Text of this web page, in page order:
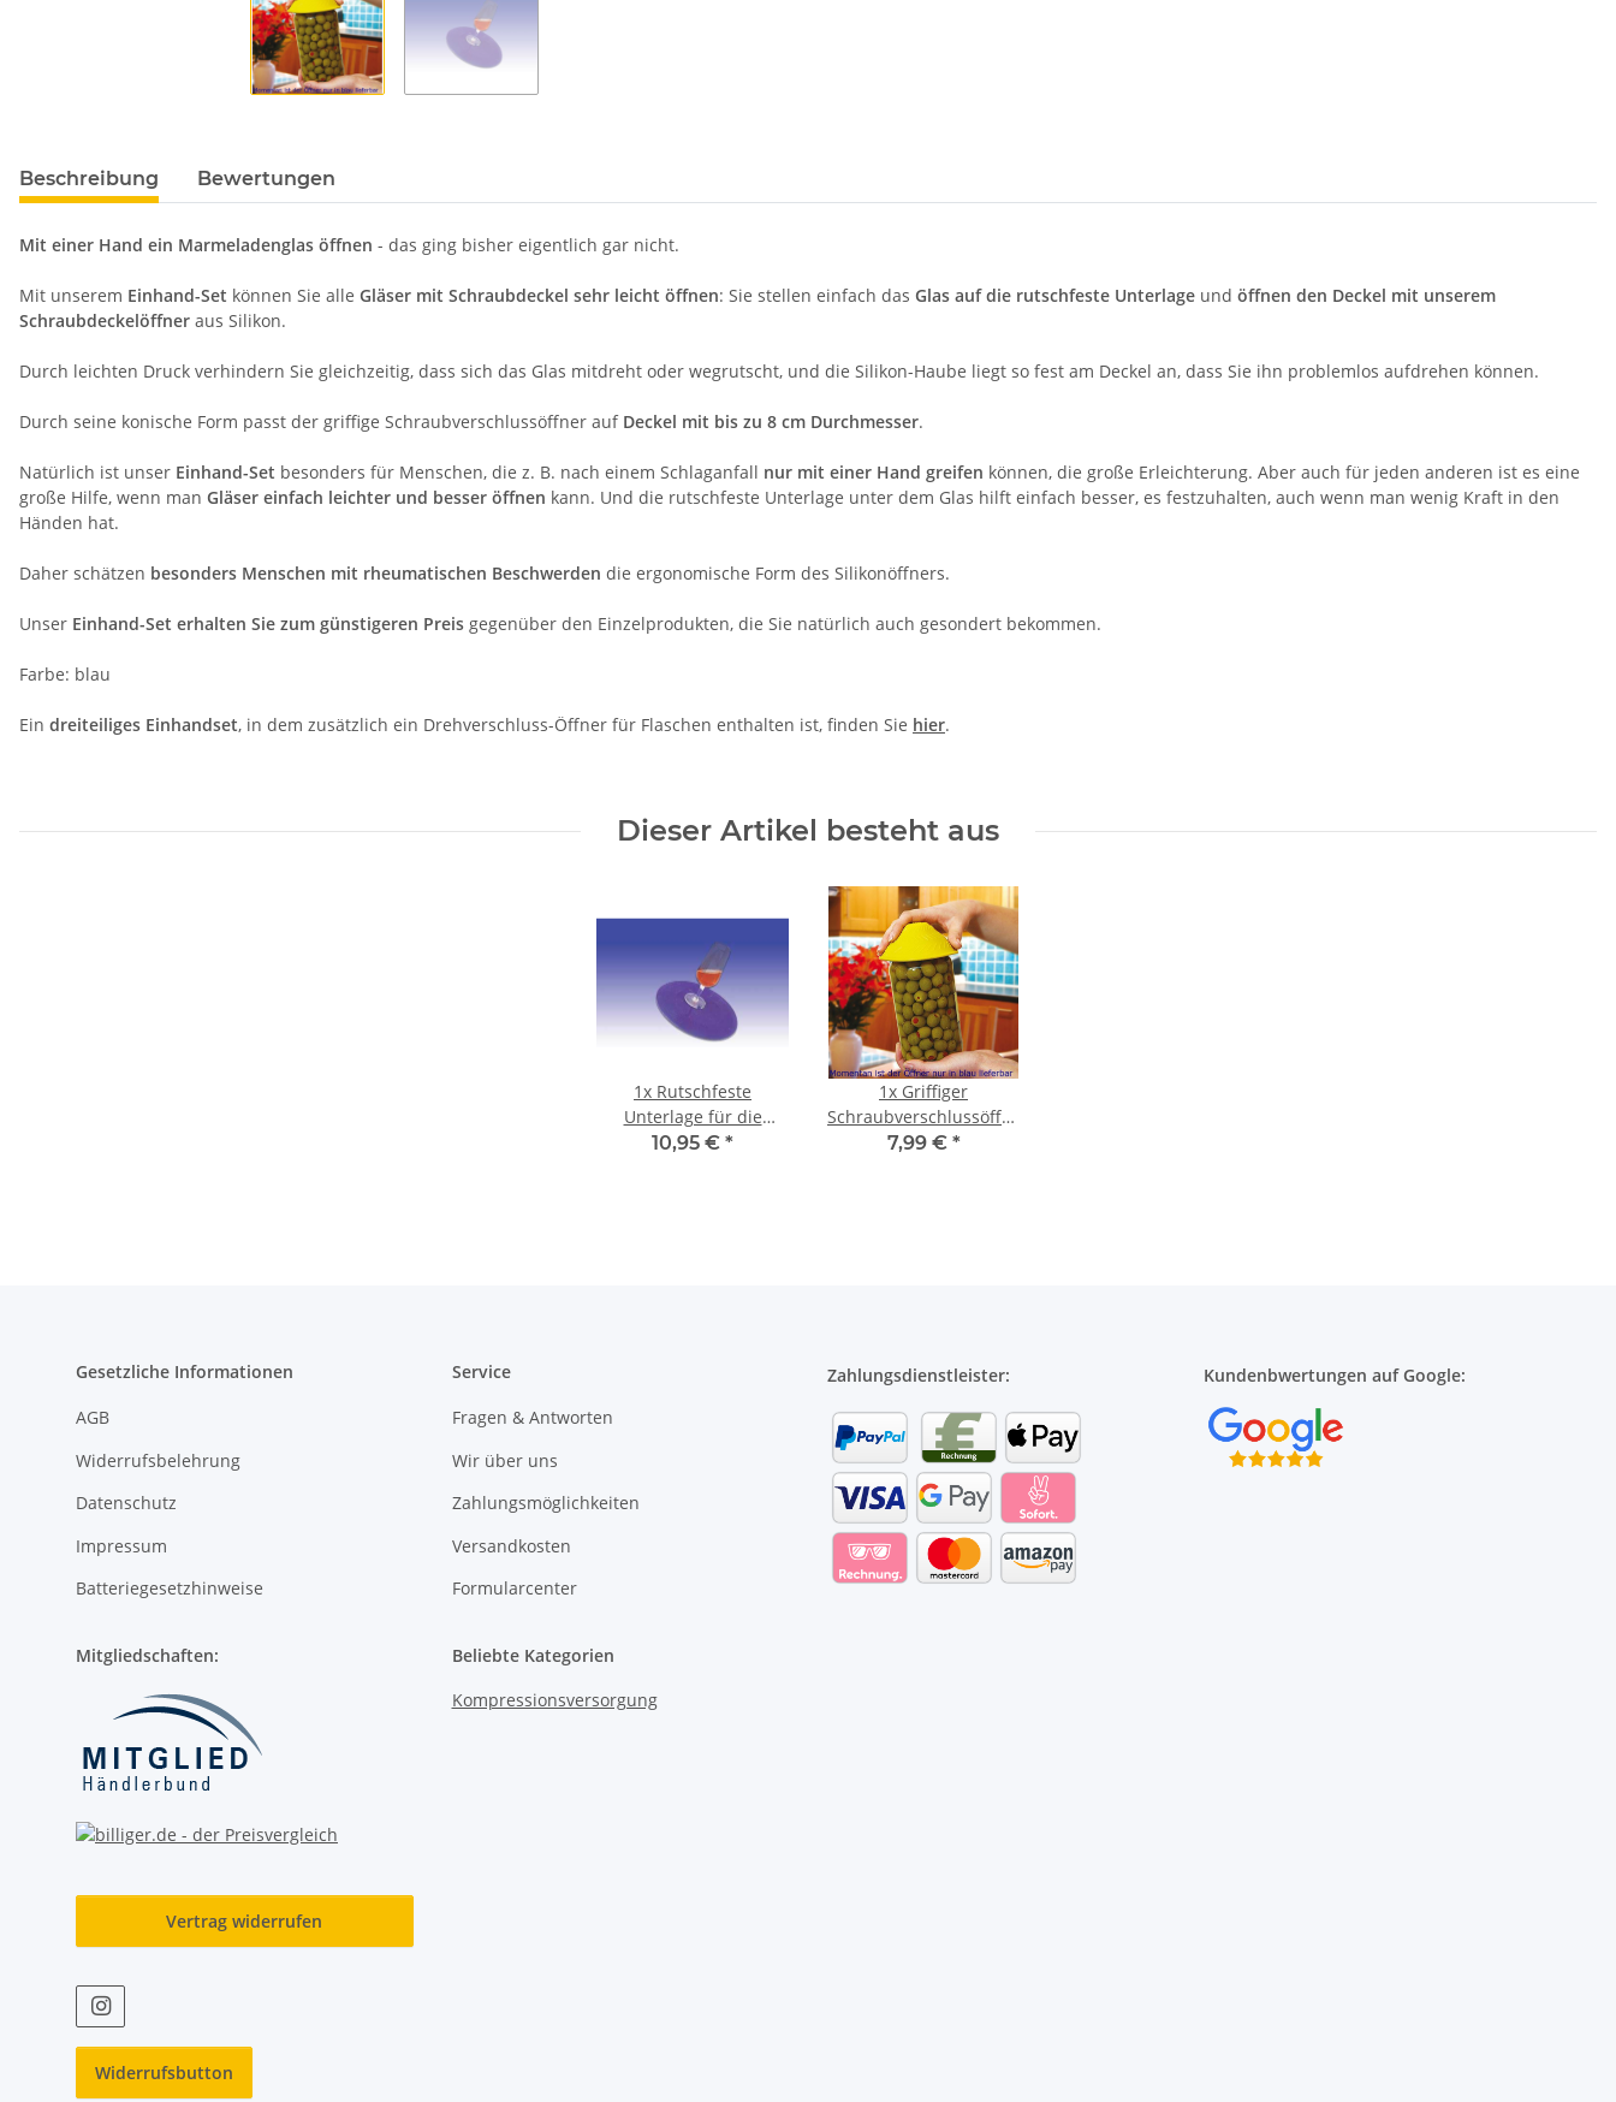
Beschreibung Bewertungen
Mit einer Hand ein Marmeladenglas öffnen - das ging bisher eigentlich gar nicht.
Mit unserem Einhand-Set können Sie alle Gläser mit Schraubdeckel sehr leicht öffnen: Sie stellen einfach das Glas auf die rutschfeste Unterlage und öffnen den Deckel mit unserem
Schraubdeckelöffner aus Silikon.
Durch leichten Druck verhindern Sie gleichzeitig, dass sich das Glas mitdreht oder wegrutscht, und die Silikon-Haube liegt so fest am Deckel an, dass Sie ihn problemlos aufdrehen können.
Durch seine konische Form passt der griffige Schraubverschlussöffner auf Deckel mit bis zu 8 cm Durchmesser.
Natürlich ist unser Einhand-Set besonders für Menschen, die z. B. nach einem Schlaganfall nur mit einer Hand greifen können, die große Erleichterung. Aber auch für jeden anderen ist es eine
große Hilfe, wenn man Gläser einfach leichter und besser öffnen kann. Und die rutschfeste Unterlage unter dem Glas hilft einfach besser, es festzuhalten, auch wenn man wenig Kraft in den
Händen hat.
Daher schätzen besonders Menschen mit rheumatischen Beschwerden die ergonomische Form des Silikonöffners.
Unser Einhand-Set erhalten Sie zum günstigeren Preis gegenüber den Einzelprodukten, die Sie natürlich auch gesondert bekommen.
Farbe: blau
Ein dreiteiliges Einhandset, in dem zusätzlich ein Drehverschluss-Öffner für Flaschen enthalten ist, finden Sie hier.
Dieser Artikel besteht aus
1x Rutschfeste
Unterlage für die
Küche, 19 cm
10,95 € *
1x Griffiger
Schraubverschlussöffner
aus Silikon, Jar Opener
7,99 € *
Gesetzliche Informationen
AGB
Widerrufsbelehrung
Datenschutz
Impressum
Batteriegesetzhinweise
Service
Fragen & Antworten
Wir über uns
Zahlungsmöglichkeiten
Versandkosten
Formularcenter
Zahlungsdienstleister: Kundenbwertungen auf Google:
Mitgliedschaften:
Beliebte Kategorien
Kompressionsversorgung
Vertrag widerrufen
Widerrufsbutton